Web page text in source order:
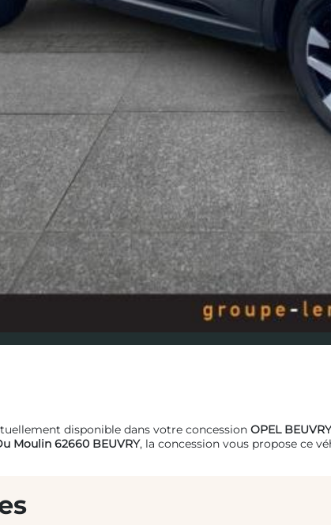
disponible dans votre concession OPEL BEUVRY
Moulin 62660 BEUVRY, la concession vous propose ce